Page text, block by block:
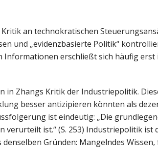
an technokratischen
und „evidenzbasierte Politik“
erschließt sich häufig
in Zhangs Kritik der Industriepolitik.
besser antizipieren könnten als
ist eindeutig: „Die
ist.“ (S. 253) Industriepolitik ist
Gründen: Mangelndes